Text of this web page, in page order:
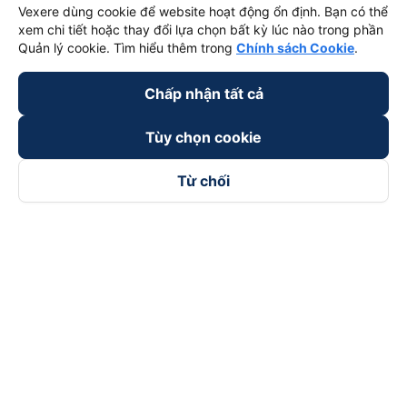
Vexere dùng cookie để website hoạt động ổn định. Bạn có thể
xem chi tiết hoặc thay đổi lựa chọn bất kỳ lúc nào trong phần
Quản lý cookie. Tìm hiểu thêm trong Chính sách Cookie.
Chấp nhận tất cả
Tùy chọn cookie
Từ chối